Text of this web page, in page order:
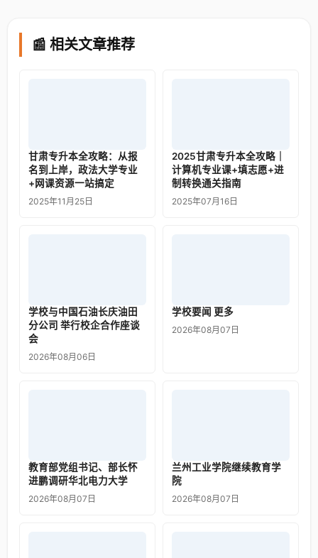
📰 相关文章推荐
甘肃专升本全攻略：从报
名到上岸，政法大学专业
+网课资源一站搞定
2025年11月25日
2025甘肃专升本全攻略｜
计算机专业课+填志愿+进
制转换通关指南
2025年07月16日
学校与中国石油长庆油田
分公司 举行校企合作座谈
会
2026年08月06日
学校要闻 更多
2026年08月07日
教育部党组书记、部长怀
进鹏调研华北电力大学
2026年08月07日
兰州工业学院继续教育学
院
2026年08月07日